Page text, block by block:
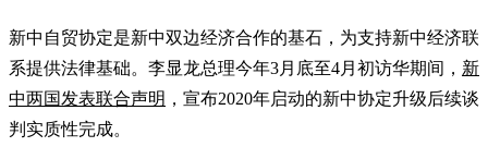
新中自贸协定是新中双边经济合作的基石，为支持新中经济联
系提供法律基础。李显龙总理今年3月底至4月初访华期间， 新
中两国发表联合声明 ，宣布2020年启动的新中协定升级后续谈
判实质性完成。